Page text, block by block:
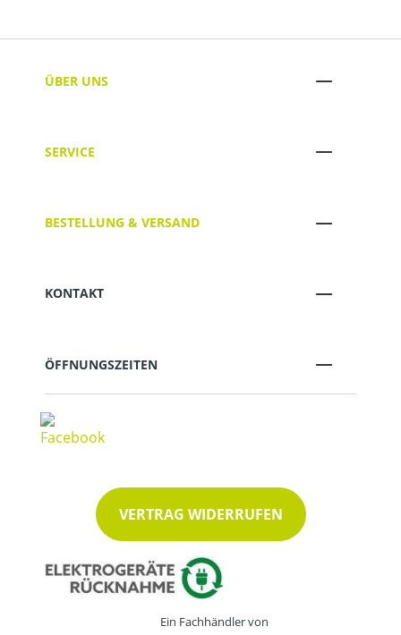
ÜBER UNS
SERVICE
BESTELLUNG & VERSAND
KONTAKT
ÖFFNUNGSZEITEN
VERTRAG WIDERRUFEN
Ein Fachhändler von